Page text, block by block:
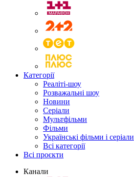
Категорії
Реаліті-шоу
Розважальні шоу
Новини
Серіали
Мультфільми
Фільми
Українські фільми і серіали
Всі категорії
Всі проєкти
Канали